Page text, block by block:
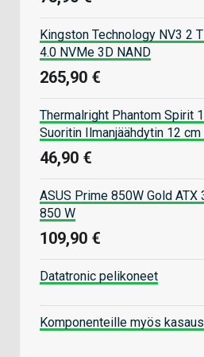
Kingston Technology NV3 2
4.0 NVMe 3D NAND
265,90 €
Thermalright Phantom Spirit
Suoritin Ilmanjäähdytin 12
46,90 €
ASUS Prime 850W Gold ATX
850 W
109,90 €
Datatronic pelikoneet
Komponenteille myös